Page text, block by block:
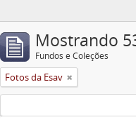
Mostrando
Fundos e Coleções
Fotos da Esav